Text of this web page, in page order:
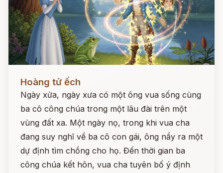
Hoàng tử ếch
Ngày xửa, ngày xưa có một ông vua sống cùng
ba cô công chúa trong một lâu đài trên một
vùng đất xa. Một ngày nọ, trong khi vua cha
đang suy nghĩ về ba cô con gái, ông nẩy ra một
dự định tìm chồng cho họ. Đến thời gian ba
công chúa kết hôn, vua cha tuyên bố ý định